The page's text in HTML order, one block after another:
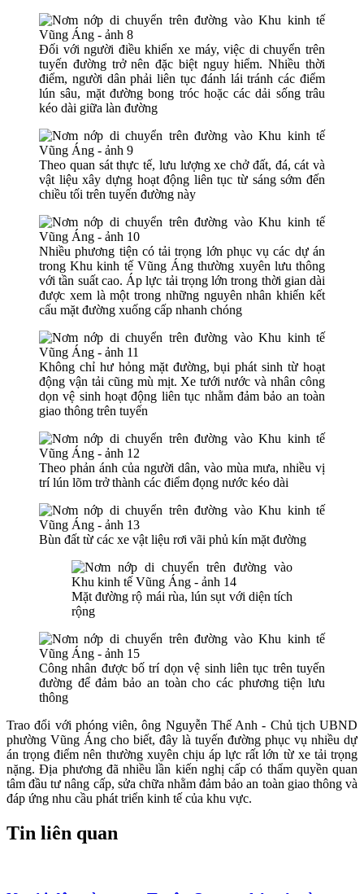
Đối với người điều khiển xe máy, việc di chuyển trên
tuyến đường trở nên đặc biệt nguy hiểm. Nhiều thời
điểm, người dân phải liên tục đánh lái tránh các điểm
lún sâu, mặt đường bong tróc hoặc các dải sống trâu
kéo dài giữa làn đường
Theo quan sát thực tế, lưu lượng xe chở đất, đá, cát và
vật liệu xây dựng hoạt động liên tục từ sáng sớm đến
chiều tối trên tuyến đường này
Nhiều phương tiện có tải trọng lớn phục vụ các dự án
trong Khu kinh tế Vũng Áng thường xuyên lưu thông
với tần suất cao. Áp lực tải trọng lớn trong thời gian dài
được xem là một trong những nguyên nhân khiến kết
cấu mặt đường xuống cấp nhanh chóng
Không chỉ hư hỏng mặt đường, bụi phát sinh từ hoạt
động vận tải cũng mù mịt. Xe tưới nước và nhân công
dọn vệ sinh hoạt động liên tục nhằm đảm bảo an toàn
giao thông trên tuyến
Theo phản ánh của người dân, vào mùa mưa, nhiều vị
trí lún lõm trở thành các điểm đọng nước kéo dài
Bùn đất từ các xe vật liệu rơi vãi phủ kín mặt đường
Mặt đường rộ mái rùa, lún sụt với diện tích
rộng
Công nhân được bố trí dọn vệ sinh liên tục trên tuyến
đường để đảm bảo an toàn cho các phương tiện lưu
thông
Trao đổi với phóng viên, ông Nguyễn Thế Anh - Chủ tịch UBND
phường Vũng Áng cho biết, đây là tuyến đường phục vụ nhiều dự
án trọng điểm nên thường xuyên chịu áp lực rất lớn từ xe tải trọng
nặng. Địa phương đã nhiều lần kiến nghị cấp có thẩm quyền quan
tâm đầu tư nâng cấp, sửa chữa nhằm đảm bảo an toàn giao thông và
đáp ứng nhu cầu phát triển kinh tế của khu vực.
Tin liên quan